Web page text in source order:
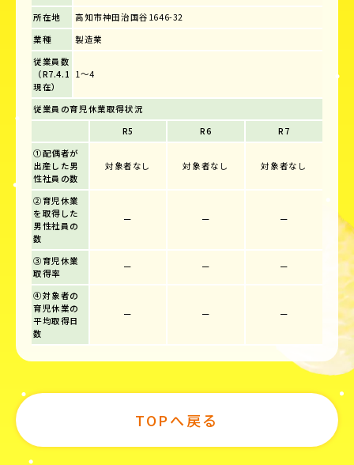
所在地
高知市神田治国谷1646-32
業種
製造業
従業員数
（R7.4.1
現在）
1～4
従業員の育児休業取得状況
R5
R6
R7
①配偶者が
出産した男
性社員の数
対象者なし 対象者なし 対象者なし
②育児休業
を取得した
男性社員の
数
ー ー ー
③育児休業
取得率
ー ー ー
④対象者の
育児休業の
平均取得日
数
ー ー ー
TOPへ戻る